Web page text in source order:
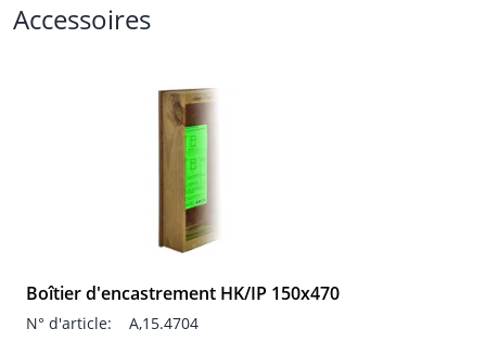
Accessoires
Boîtier d'encastrement HK/IP 150x470
N° d'article:
A,15.4704